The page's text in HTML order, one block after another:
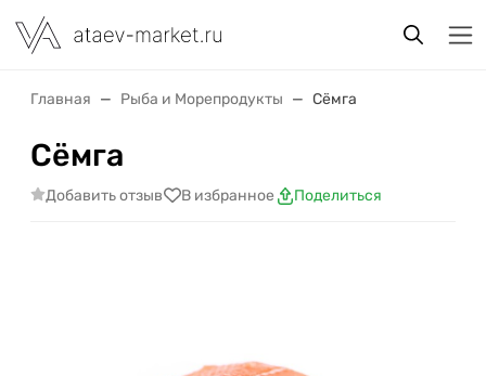
Главная Рыба и Морепродукты Сёмга
Сёмга
Добавить отзыв В избранное Поделиться